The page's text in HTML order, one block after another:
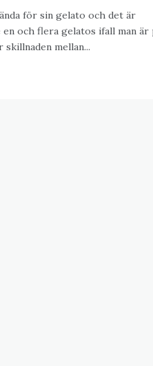
för sin gelato och det är
och flera gelatos ifall man är
mellan...